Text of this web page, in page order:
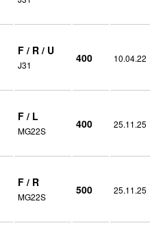
F / R / U
J31
400 10.04.22
F / L
MG22S
400 25.11.25
F / R
MG22S
500 25.11.25